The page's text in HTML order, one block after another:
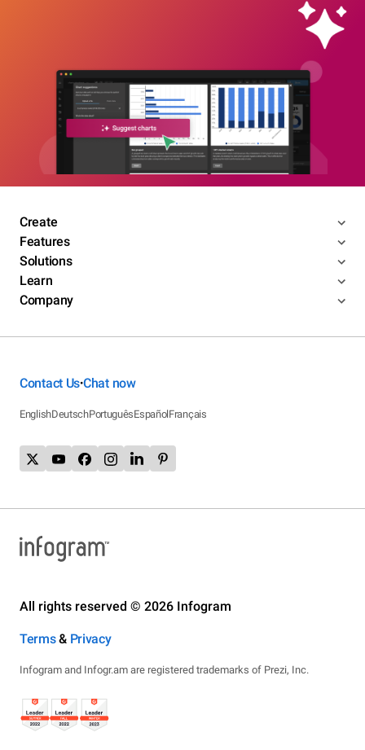
Create
Features
Solutions
Learn
Company
Contact Us•Chat now
EnglishDeutschPortuguêsEspañolFrançais
All rights reserved © 2026 Infogram
Terms& Privacy
Infogram and Infogr.am are registered trademarks of Prezi, Inc.